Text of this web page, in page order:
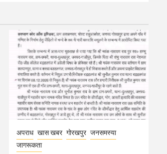
अपराध खास खबर गोरखपुर जनसमस्या
जागरूकता